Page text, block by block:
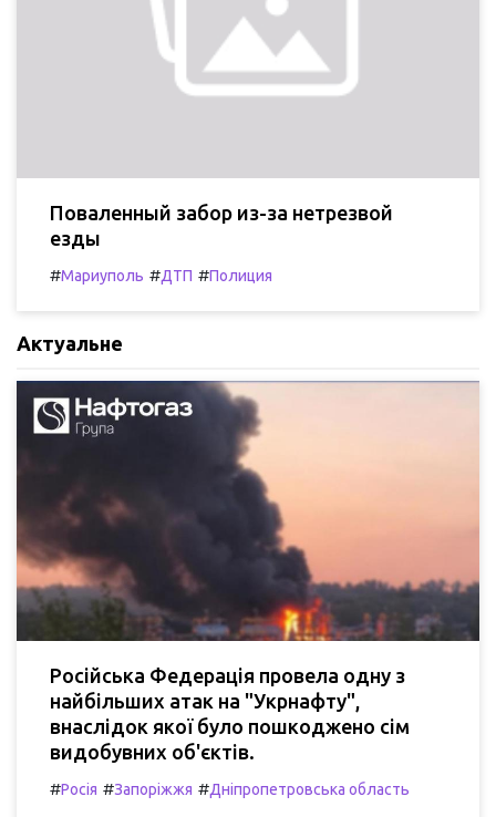
Поваленный забор из-за нетрезвой
езды
#Мариуполь #ДТП #Полиция
Актуальне
Російська Федерація провела одну з
найбільших атак на "Укрнафту",
внаслідок якої було пошкоджено сім
видобувних об'єктів.
#Росія #Запоріжжя #Дніпропетровська область